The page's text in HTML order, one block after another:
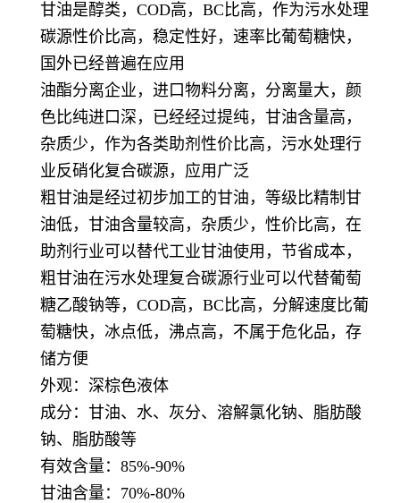
甘油是醇类，COD高，BC比高，作为污水处理
碳源性价比高，稳定性好，速率比葡萄糖快，
国外已经普遍在应用
油酯分离企业，进口物料分离，分离量大，颜
色比纯进口深，已经经过提纯，甘油含量高，
杂质少，作为各类助剂性价比高，污水处理行
业反硝化复合碳源，应用广泛
粗甘油是经过初步加工的甘油，等级比精制甘
油低，甘油含量较高，杂质少，性价比高，在
助剂行业可以替代工业甘油使用，节省成本，
粗甘油在污水处理复合碳源行业可以代替葡萄
糖乙酸钠等，COD高，BC比高，分解速度比葡
萄糖快，冰点低，沸点高，不属于危化品，存
储方便
外观：深棕色液体
成分：甘油、水、灰分、溶解氯化钠、脂肪酸
钠、脂肪酸等
有效含量：85%-90%
甘油含量：70%-80%